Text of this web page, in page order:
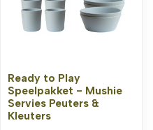
Ready to Play
Speelpakket - Mushie
Servies Peuters &
Kleuters